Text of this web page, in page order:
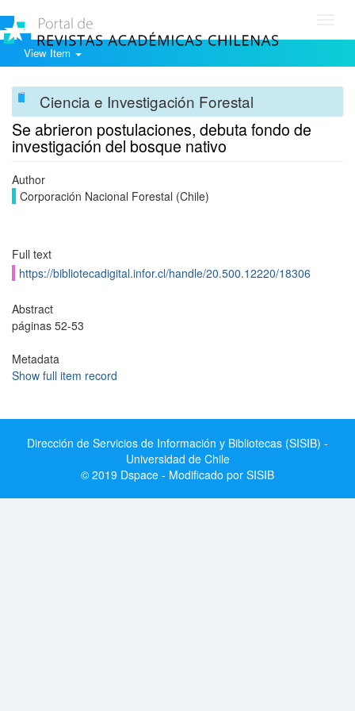
View Item
Ciencia e Investigación Forestal
Se abrieron postulaciones, debuta fondo de
investigación del bosque nativo
Author
Corporación Nacional Forestal (Chile)
Full text
https://bibliotecadigital.infor.cl/handle/20.500.12220/18306
Abstract
páginas 52-53
Metadata
Show full item record
Dirección de Servicios de Información y Bibliotecas (SISIB) -
Universidad de Chile
© 2019 Dspace - Modificado por SISIB